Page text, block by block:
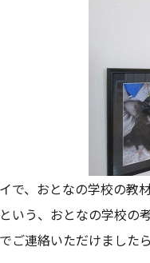
で、おとなの学校の教
いう、おとなの学校の
ご連絡いただけました